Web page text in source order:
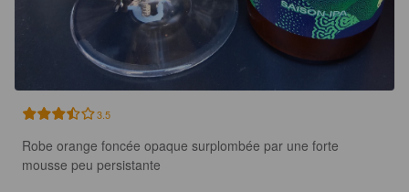
3.5
Robe orange foncée opaque surplombée par une forte
mousse peu persistante